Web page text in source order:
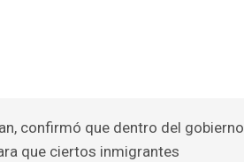
confirmó que dentro del gobierno
que ciertos inmigrantes